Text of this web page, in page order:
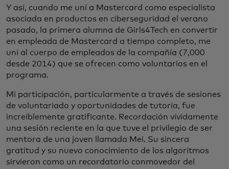
Y así, cuando me uní a Mastercard como especialista
asociada en productos en ciberseguridad el verano
pasado, la primera alumna de Girls4Tech en convertir
en empleada de Mastercard a tiempo completo, me
uní al cuerpo de empleados de la compañía (7,000
desde 2014) que se ofrecen como voluntarios en el
programa.
Mi participación, particularmente a través de sesiones
de voluntariado y oportunidades de tutoría, fue
increíblemente gratificante. Recordación vívidamente
una sesión reciente en la que tuve el privilegio de ser
mentora de una joven llamada Mei. Su sincera
gratitud y su nuevo conocimiento de los algoritmos
sirvieron como un recordatorio conmovedor del